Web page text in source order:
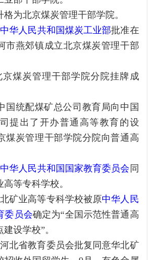
格为北京煤炭管理干部学院。
中华人民共和国煤炭工业部批准在
市燕郊镇成立北京煤炭管理干部
京煤炭管理干部学院分院挂牌成
国统配煤矿总公司教育局向中国
提出了开办普通高等教育的设
煤炭管理干部学院分院向普通高
中华人民共和国国家教育委员会 同
等专科学校。
矿业高等专科学校被原中华人民
委员会确定为“全国示范性普通高
设学校”。
北省教育委员会批复同意华北矿